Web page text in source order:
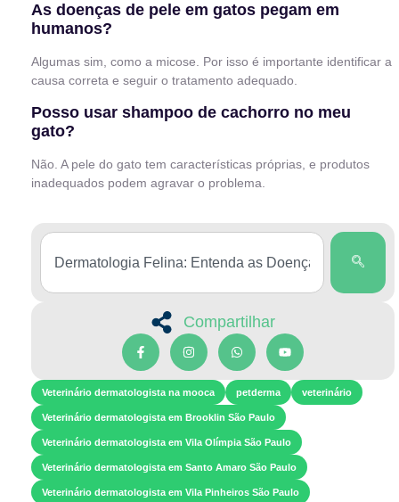
As doenças de pele em gatos pegam em
humanos?
Algumas sim, como a micose. Por isso é importante identificar a
causa correta e seguir o tratamento adequado.
Posso usar shampoo de cachorro no meu
gato?
Não. A pele do gato tem características próprias, e produtos
inadequados podem agravar o problema.
Compartilhar
Veterinário dermatologista na mooca petderma veterinário
Veterinário dermatologista em Brooklin São Paulo
Veterinário dermatologista em Vila Olímpia São Paulo
Veterinário dermatologista em Santo Amaro São Paulo
Veterinário dermatologista em Vila Pinheiros São Paulo